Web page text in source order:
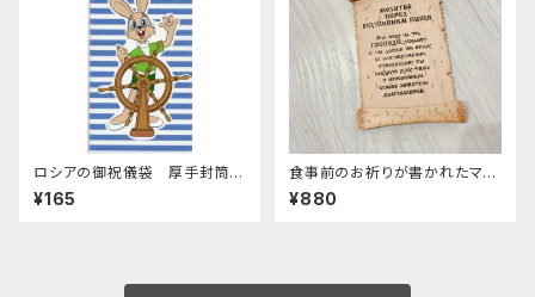
ロシアの御祝儀袋 厚手封筒
E-261 「ロシアアニメ hell
o」
¥165
食事前のお祈りが書かれたマグ
ネットZZ476
¥880